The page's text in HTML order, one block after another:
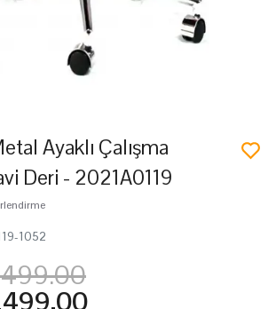
Ayaklı Çalışma
Deri - 2021A0119
1052